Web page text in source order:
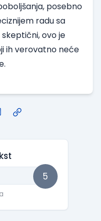
posebno
radu sa
skeptični, ovo je
ih verovatno neće
5